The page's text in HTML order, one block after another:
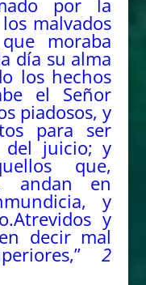
por la
malvados
moraba
día su alma
los hechos
el Señor
piadosos, y
para ser
juicio; y
que,
andan en
y
y
decir mal
2